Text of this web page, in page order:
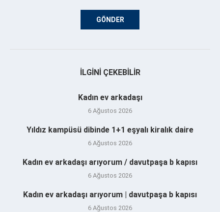
İLGINI ÇEKEBILIR
Kadın ev arkadaşı
6 Ağustos 2026
Yıldız kampüsü dibinde 1+1 eşyalı kiralık daire
6 Ağustos 2026
Kadın ev arkadaşı arıyorum / davutpaşa b kapısı
6 Ağustos 2026
Kadın ev arkadaşı arıyorum | davutpaşa b kapısı
6 Ağustos 2026